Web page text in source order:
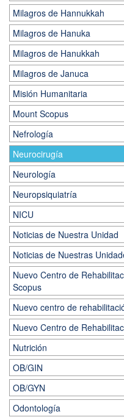
Milagros de Hannukkah
Milagros de Hanuka
Milagros de Hanukkah
Milagros de Januca
Misión Humanitaria
Mount Scopus
Nefrología
Neurocirugía
Neurología
Neuropsiquiatría
NICU
Noticias de Nuestra Unidad
Noticias de Nuestras
Nuevo Centro de
Scopus
Nuevo centro de
Nuevo Centro de
Nutrición
OB/GIN
OB/GYN
Odontología